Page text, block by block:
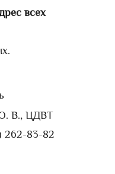
всех
В., ЦДВТ
262-83-82